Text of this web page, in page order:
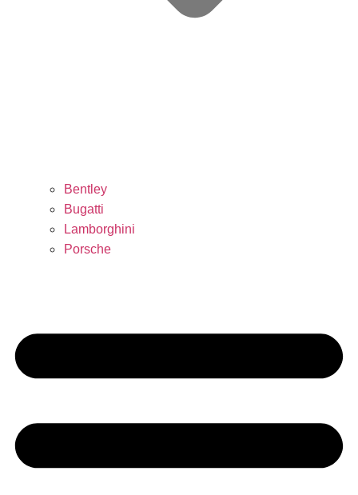
Bentley
Bugatti
Lamborghini
Porsche